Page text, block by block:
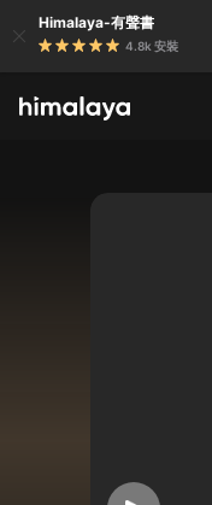
Himalaya-有聲書
4.8k 安裝